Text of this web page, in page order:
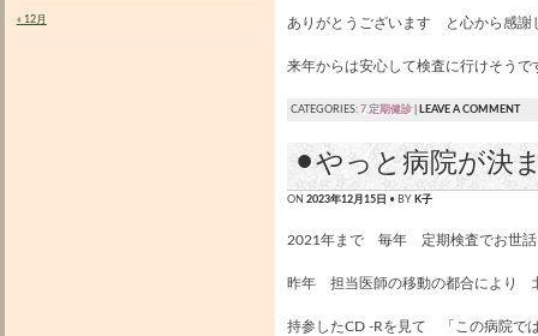
ありがとうございます と心から感謝
来年からは安心して検査に行けそうで
CATEGORIES:7.定期健診 LEAVE A COMMENT
⚫︎やっと病院が決
ON2023年12月15日 • BY K子
2021年まで 毎年 定期検査でお世話
昨年 担当医師の移動の都合により
持参したCD -Rを見て 「この病院で
« 12月